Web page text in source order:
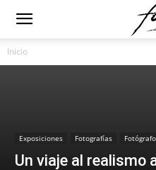
Inicio
Exposiciones Fotografías
Un viaje al realismo